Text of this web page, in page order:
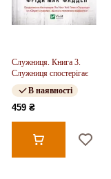
Служниця. Книга 3.
Служниця спостерігає
В наявності
459 ₴